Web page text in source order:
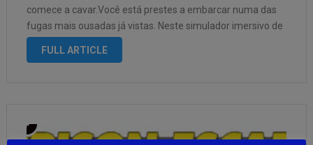
comece a cavar.Você está prestes a embarcar numa das
fugas mais ousadas já vistas. Neste simulador imersivo de
fuga da prisão, cada detalhe conta. Você terá que
FULL ARTICLE